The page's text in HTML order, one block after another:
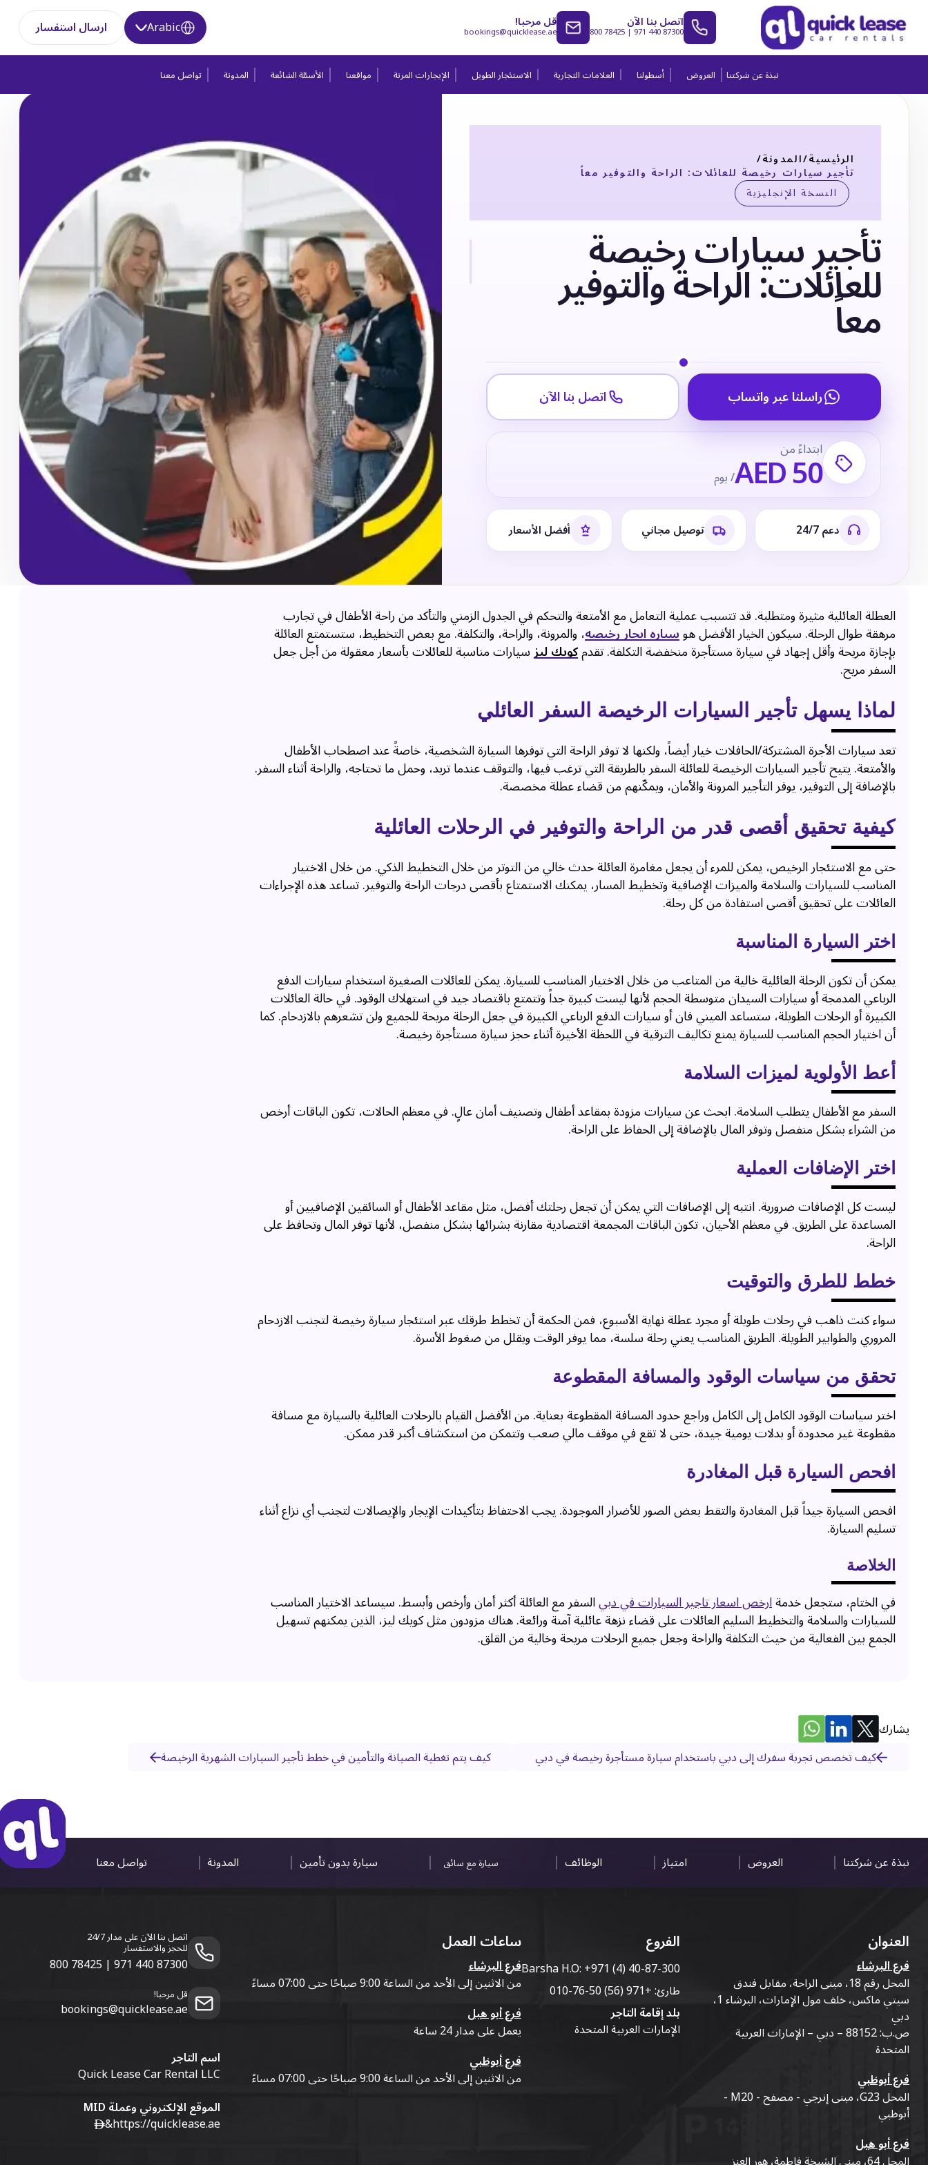
اتصل بنا الآن800 78425 |971 440 87300 قل مرحبا!
bookings@quicklease.ae
Arabic ارسال استفسار
نبذة عن شركتنا العروض أسطولنا العلامات التجارية الاستئجار الطويل الإيجارات المرنة مواقعنا الأسئلة الشائعة المدونة تواصل معنا
الرئيسية/المدونة/
تأجير سيارات رخيصة للعائلات: الراحة والتوفير معاً
النسخة الإنجليزية
تأجير سيارات رخيصة
للعائلات: الراحة والتوفير
معاً
راسلنا عبر واتساب اتصل بنا الآن
ابتداءً من
AED 50/ يوم
دعم 24/7 توصيل مجاني أفضل الأسعار
العطلة العائلية مثيرة ومتطلبة. قد تتسبب عملية التعامل مع الأمتعة والتحكم في الجدول الزمني والتأكد من راحة الأطفال في تجارب
مرهقة طوال الرحلة. سيكون الخيار الأفضل هوسياره ايجار رخيصه، والمرونة، والراحة، والتكلفة. مع بعض التخطيط، ستستمتع العائلة
بإجازة مريحة وأقل إجهاد في سيارة مستأجرة منخفضة التكلفة. تقدمكويك ليزسيارات مناسبة للعائلات بأسعار معقولة من أجل جعل
السفر مريح.
لماذا يسهل تأجير السيارات الرخيصة السفر العائلي
تعد سيارات الأجرة المشتركة/الحافلات خيار أيضاً، ولكنها لا توفر الراحة التي توفرها السيارة الشخصية، خاصةً عند اصطحاب الأطفال
والأمتعة. يتيح تأجير السيارات الرخيصة للعائلة السفر بالطريقة التي ترغب فيها، والتوقف عندما تريد، وحمل ما تحتاجه، والراحة أثناء السفر.
بالإضافة إلى التوفير، يوفر التأجير المرونة والأمان، ويمكّنهم من قضاء عطلة مخصصة.
كيفية تحقيق أقصى قدر من الراحة والتوفير في الرحلات العائلية
حتى مع الاستئجار الرخيص، يمكن للمرء أن يجعل مغامرة العائلة حدث خالي من التوتر من خلال التخطيط الذكي. من خلال الاختيار
المناسب للسيارات والسلامة والميزات الإضافية وتخطيط المسار، يمكنك الاستمتاع بأقصى درجات الراحة والتوفير. تساعد هذه الإجراءات
العائلات على تحقيق أقصى استفادة من كل رحلة.
اختر السيارة المناسبة
يمكن أن تكون الرحلة العائلية خالية من المتاعب من خلال الاختيار المناسب للسيارة. يمكن للعائلات الصغيرة استخدام سيارات الدفع
الرباعي المدمجة أو سيارات السيدان متوسطة الحجم لأنها ليست كبيرة جداً وتتمتع باقتصاد جيد في استهلاك الوقود. في حالة العائلات
الكبيرة أو الرحلات الطويلة، ستساعد الميني فان أو سيارات الدفع الرباعي الكبيرة في جعل الرحلة مريحة للجميع ولن تشعرهم بالازدحام. كما
أن اختيار الحجم المناسب للسيارة يمنع تكاليف الترقية في اللحظة الأخيرة أثناء حجز سيارة مستأجرة رخيصة.
أعط الأولوية لميزات السلامة
السفر مع الأطفال يتطلب السلامة. ابحث عن سيارات مزودة بمقاعد أطفال وتصنيف أمان عالٍ. في معظم الحالات، تكون الباقات أرخص
من الشراء بشكل منفصل وتوفر المال بالإضافة إلى الحفاظ على الراحة.
اختر الإضافات العملية
ليست كل الإضافات ضرورية. انتبه إلى الإضافات التي يمكن أن تجعل رحلتك أفضل، مثل مقاعد الأطفال أو السائقين الإضافيين أو
المساعدة على الطريق. في معظم الأحيان، تكون الباقات المجمعة اقتصادية مقارنة بشرائها بشكل منفصل، لأنها توفر المال وتحافظ على
الراحة.
خطط للطرق والتوقيت
سواء كنت ذاهب في رحلات طويلة أو مجرد عطلة نهاية الأسبوع، فمن الحكمة أن تخطط طرقك عبر استئجار سيارة رخيصة لتجنب الازدحام
المروري والطوابير الطويلة. الطريق المناسب يعني رحلة سلسة، مما يوفر الوقت ويقلل من ضغوط الأسرة.
تحقق من سياسات الوقود والمسافة المقطوعة
اختر سياسات الوقود الكامل إلى الكامل وراجع حدود المسافة المقطوعة بعناية. من الأفضل القيام بالرحلات العائلية بالسيارة مع مسافة
مقطوعة غير محدودة أو بدلات يومية جيدة، حتى لا تقع في موقف مالي صعب وتتمكن من استكشاف أكبر قدر ممكن.
افحص السيارة قبل المغادرة
افحص السيارة جيداً قبل المغادرة والتقط بعض الصور للأضرار الموجودة. يجب الاحتفاظ بتأكيدات الإيجار والإيصالات لتجنب أي نزاع أثناء
تسليم السيارة.
الخلاصة
في الختام، ستجعل خدمةارخص اسعار تاجير السيارات في دبيالسفر مع العائلة أكثر أمان وأرخص وأبسط. سيساعد الاختيار المناسب
للسيارات والسلامة والتخطيط السليم العائلات على قضاء نزهة عائلية آمنة ورائعة. هناك مزودون مثل كويك ليز، الذين يمكنهم تسهيل
الجمع بين الفعالية من حيث التكلفة والراحة وجعل جميع الرحلات مريحة وخالية من القلق.
يشارك
كيف تخصص تجربة سفرك إلى دبي باستخدام سيارة مستأجرة رخيصة في دبي
كيف يتم تغطية الصيانة والتأمين في خطط تأجير السيارات الشهرية الرخيصة
نبذة عن شركتنا العروض امتياز الوظائف سيارة مع سائق سيارة بدون تأمين المدونة تواصل معنا
العنوان
فرع البرشاء
المحل رقم 18، مبنى الراحة، مقابل فندق
سيتي ماكس، خلف مول الإمارات، البرشاء 1،
دبي
ص.ب: 88152 – دبي – الإمارات العربية
المتحدة
فرع أبوظبي
المحل G23، مبنى إنرجي - مصفح - M20 -
أبوظبي
فرع أبو هيل
الفروع
Barsha H.O:+971 (4) 40-87-300
طارئ:+971 (56) 50-76-010
بلد إقامة التاجر
الإمارات العربية المتحدة
ساعات العمل
فرع البرشاء
من الاثنين إلى الأحد من الساعة 9:00 صباحًا حتى 07:00 مساءً
فرع أبو هيل
يعمل على مدار 24 ساعة
فرع أبوظبي
من الاثنين إلى الأحد من الساعة 9:00 صباحًا حتى 07:00 مساءً
اتصل بنا الآن على مدار 24/7
للحجز والاستفسار
800 78425 | 971 440 87300
قل مرحبا!
bookings@quicklease.ae
اسم التاجر
Quick Lease Car Rental LLC
الموقع الإلكتروني وعملة MID
https://quicklease.ae
&